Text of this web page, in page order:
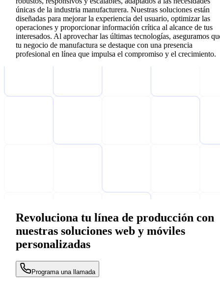
únicas de la industria manufacturera. Nuestras soluciones están
diseñadas para mejorar la experiencia del usuario, optimizar las
operaciones y proporcionar información crítica al alcance de tus
interesados. Al aprovechar las últimas tecnologías, aseguramos
tu negocio de manufactura se destaque con una presencia
profesional en línea que impulsa el compromiso y el crecimiento.
Revoluciona tu línea de producción con
nuestras soluciones web y móviles
personalizadas
Programa una llamada